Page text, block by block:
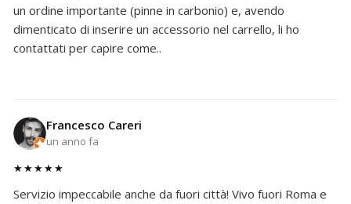
un ordine importante (pinne in carbonio) e, avendo
dimenticato di inserire un accessorio nel carrello, li ho
contattati per capire come..
Francesco Careri
un anno fa
★★★★★
Servizio impeccabile anche da fuori città! Vivo fuori Roma e